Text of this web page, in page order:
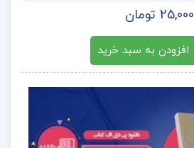
25,000 تومان
افزودن به سبد خرید